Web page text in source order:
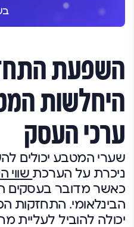
השפעת
היחלשות
ערכי העסק
שערי המטבע יכולים
ניכרת על הערכתשווי
כאשר מדובר בעסקים
הבינלאומי. התחזקות
יכולה להוביל לעליית